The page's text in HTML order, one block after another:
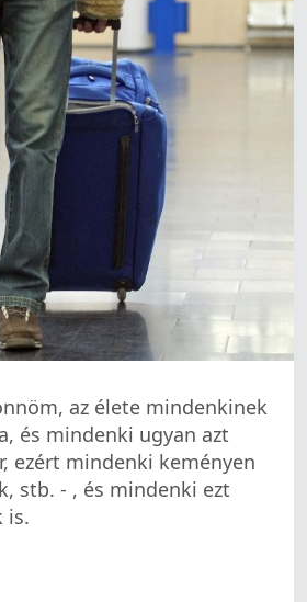
az élete mindenkinek
és mindenki ugyan azt
ezért mindenki keményen
stb. - , és mindenki ezt
is.